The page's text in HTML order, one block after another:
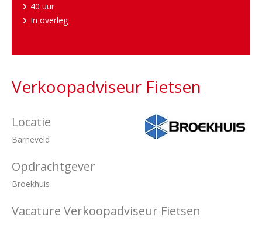
40 uur
In overleg
Verkoopadviseur Fietsen
Locatie
Barneveld
Opdrachtgever
Broekhuis
Vacature Verkoopadviseur Fietsen